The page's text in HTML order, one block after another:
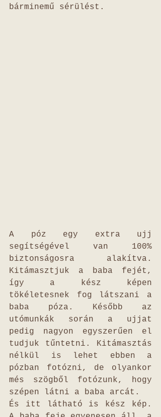
bárminemű sérülést.
A póz egy extra ujj
segítségével van 100%
biztonságosra alakítva.
Kitámasztjuk a baba fejét,
így a kész képen
tökéletesnek fog látszani a
baba póza. Később az
utómunkák során a ujjat
pedig nagyon egyszerűen el
tudjuk tűntetni. Kitámasztás
nélkül is lehet ebben a
pózban fotózni, de olyankor
més szögből fotózunk, hogy
szépen látni a baba arcát.
És itt látható is kész kép.